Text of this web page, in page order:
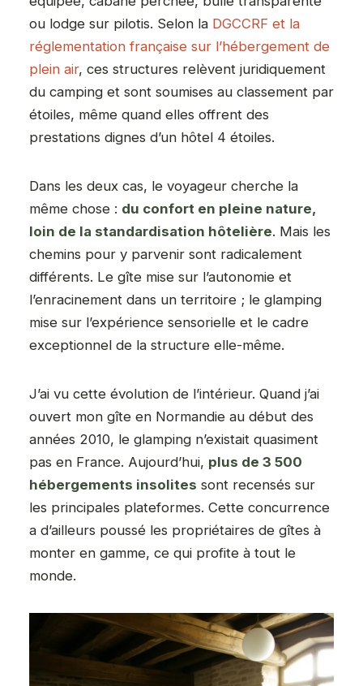
ou lodge sur pilotis. Selon la DGCCRF et la
réglementation française sur l’hébergement de
plein air, ces structures relèvent juridiquement
du camping et sont soumises au classement par
étoiles, même quand elles offrent des
prestations dignes d’un hôtel 4 étoiles.
Dans les deux cas, le voyageur cherche la
même chose : du confort en pleine nature,
loin de la standardisation hôtelière. Mais les
chemins pour y parvenir sont radicalement
différents. Le gîte mise sur l’autonomie et
l’enracinement dans un territoire ; le glamping
mise sur l’expérience sensorielle et le cadre
exceptionnel de la structure elle-même.
J’ai vu cette évolution de l’intérieur. Quand j’ai
ouvert mon gîte en Normandie au début des
années 2010, le glamping n’existait quasiment
pas en France. Aujourd’hui, plus de 3 500
hébergements insolites sont recensés sur
les principales plateformes. Cette concurrence
a d’ailleurs poussé les propriétaires de gîtes à
monter en gamme, ce qui profite à tout le
monde.